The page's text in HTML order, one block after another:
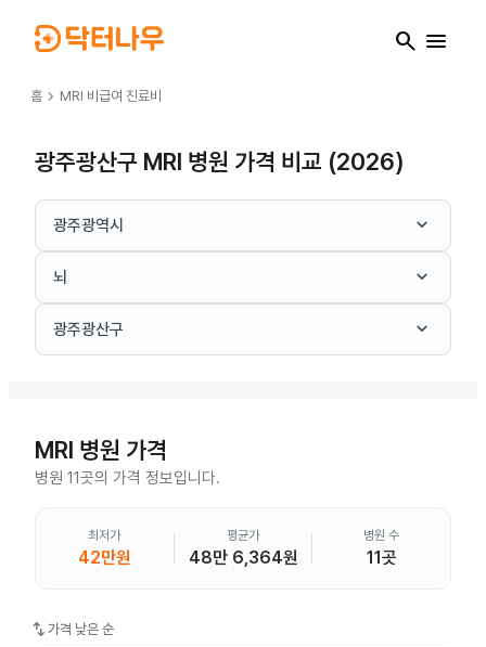
search menu
홈 chevron_right MRI 비급여 진료비
광주광산구 MRI 병원 가격 비교 (2026)
광주광역시 keyboard_arrow_down
뇌 keyboard_arrow_down
광주광산구 keyboard_arrow_down
MRI 병원 가격
병원 11곳의 가격 정보입니다.
최저가
42만원
평균가
48만 6,364원
병원 수
11곳
swap_vert 가격 낮은 순